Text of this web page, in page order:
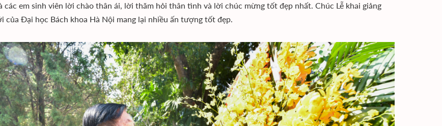
các em sinh viên lời chào thân ái, lời thăm hỏi thân tình và lời chúc mừng tốt đẹp nhất. Chúc Lễ khai giảng
của Ðại học Bách khoa Hà Nội mang lại nhiều ấn tượng tốt đẹp.